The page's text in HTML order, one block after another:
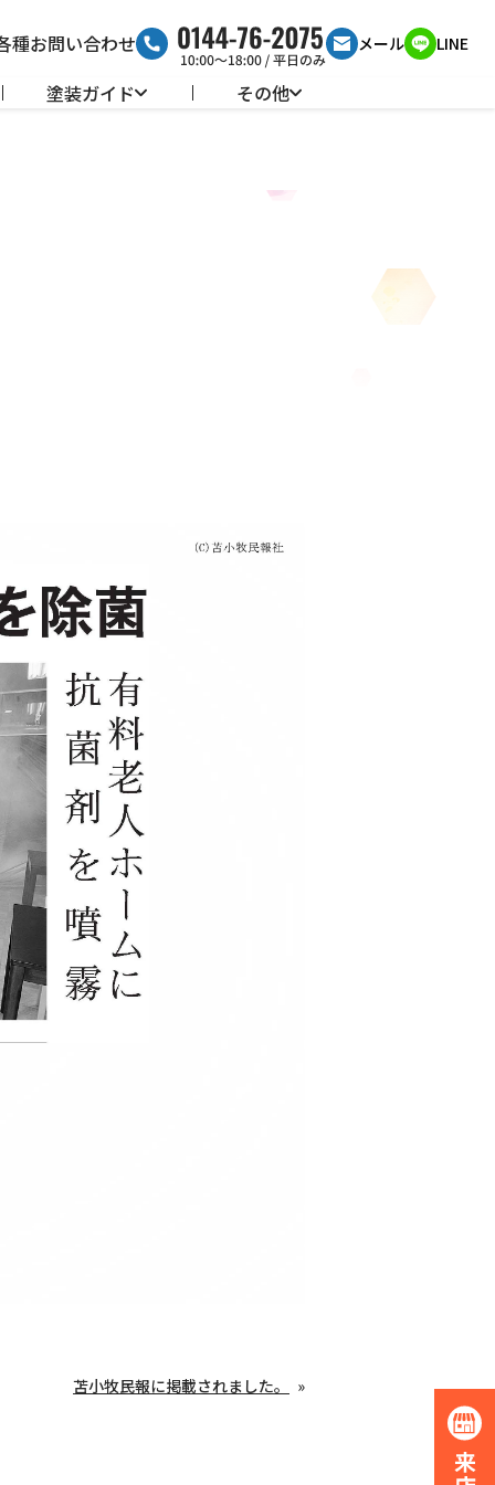
種お問い合わせ メール LINE
塗装ガイド その他
苫小牧民報に掲載されました。